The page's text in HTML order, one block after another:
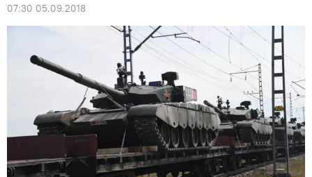
07:30 05.09.2018